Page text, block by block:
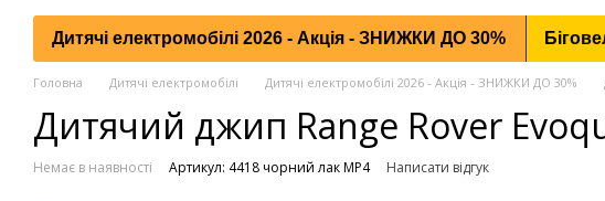
Дитячі електромобілі 2026 - Акція - ЗНИЖКИ ДО 30%
Головна Дитячі електромобілі Дитячі електромобілі 2026 - Акція - ЗНИЖКИ ДО 30%
Дитячий джип Range Rover
Немає в наявності Артикул: 4418 чорний лак MP4 Написати відгук